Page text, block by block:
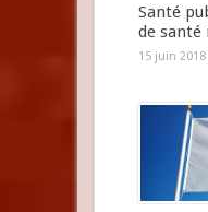
Santé
de santé
15 juin 2018